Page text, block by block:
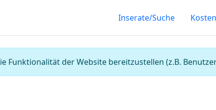
Inserate/Suche
Funktionalität der Website bereitzustellen (z.B.